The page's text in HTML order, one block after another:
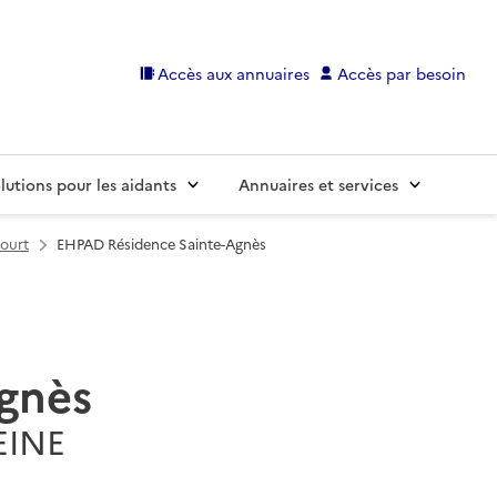
Accès aux annuaires Accès par besoin
pour les aidants Annuaires et services
EHPAD Résidence Sainte-Agnès